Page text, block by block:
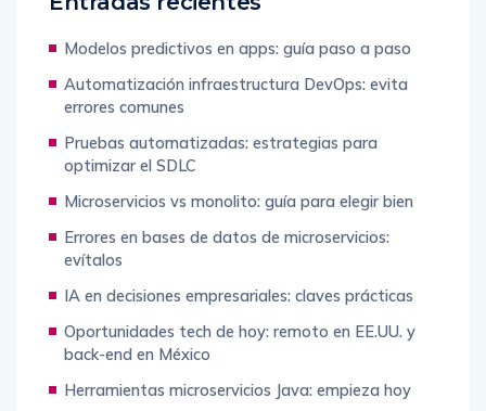
Automatización infraestructura DevOps: evita
Pruebas automatizadas: estrategias para
Errores en bases de datos de microservicios:
Oportunidades tech de hoy: remoto en EE.UU. y